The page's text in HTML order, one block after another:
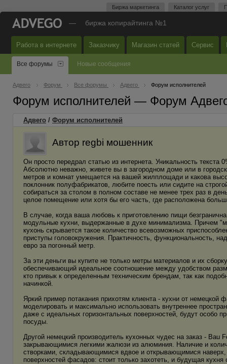
Биржа маркетинга Каталог услуг
— биржа копирайтинга №1
Работа в интернете Заказчику Магазин статей Сервис
Все форумы Новые сообщения
Адвего Форум Все форумы Адвего Форум исполнителей
Форум исполнителей — Форум
Адвего / Форум исполнителей
Автор regbi мошенник
Он просто передрал статью из интернета. Уникальность текста
Абсолютно неважно, живете вы в загородном доме или в
метров и комнат умещается на вашей жилплощади и какова
поклонник полуфабрикатов, любите поесть или сидите на
собираться за столом в полном составе не менее трех раз в
целое помещение или хотя бы его часть, где расположена
В случае, когда ваша любовь к приготовлению пищи
модульные кухни, выдержанные в духе минимализма. Причем
кухонь скрывается такое количество всевозможных
приступы головокружения. Практичность, функциональность,
евро за погонный метр.
За эти деньги вы купите не только метры материалов и их
обеспечивающий идеальное соотношение между удобством
кто привык к определенным техническим брендам, так как
начинкой.
Яркий пример потакания прихотям клиента - кухни от
моделировать и максимально использовать внутреннее
даже с идеальных горизонтальных поверхностей, будут особо
посуды.
Другой немецкий производитель кухонных чудес на заказ -
закрывающимися легкими жалюзи из алюминия. Наличие и
створками, складывающимися вдвое и открывающимися
поверхностей фасaдoв: стоит только захотеть, и будущая